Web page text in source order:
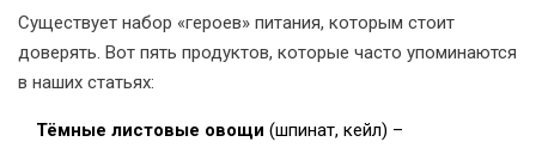
Существует набор «героев» питания, которым стоит
доверять. Вот пять продуктов, которые часто упоминаются
в наших статьях:
Тёмные листовые овощи (шпинат, кейл) –